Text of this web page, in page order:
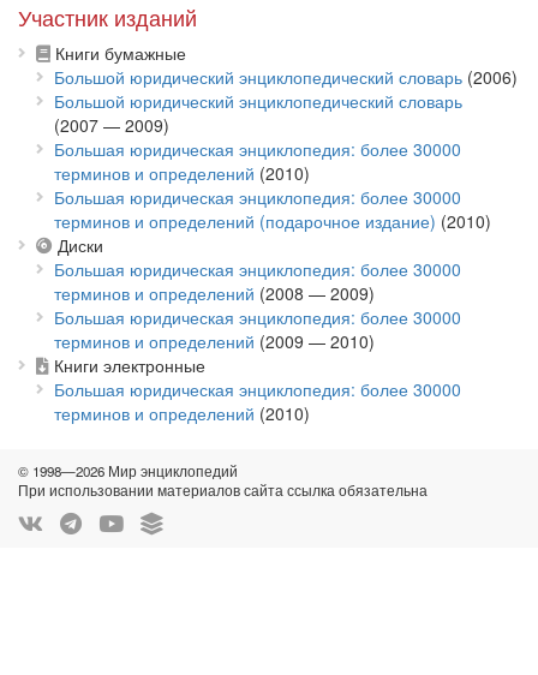
Участник изданий
Книги бумажные
Большой юридический энциклопедический словарь (2006)
Большой юридический энциклопедический словарь
(2007 — 2009)
Большая юридическая энциклопедия: более 30000
терминов и определений (2010)
Большая юридическая энциклопедия: более 30000
терминов и определений (подарочное издание) (2010)
Диски
Большая юридическая энциклопедия: более 30000
терминов и определений (2008 — 2009)
Большая юридическая энциклопедия: более 30000
терминов и определений (2009 — 2010)
Книги электронные
Большая юридическая энциклопедия: более 30000
терминов и определений (2010)
© 1998—2026 Мир энциклопедий
При использовании материалов сайта ссылка обязательна